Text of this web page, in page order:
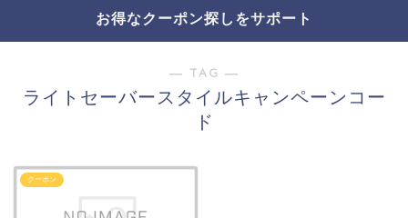
お得なクーポン探しをサポート
― TAG ―
ライトセーバースタイルキャンペーンコー
ド
クーポン